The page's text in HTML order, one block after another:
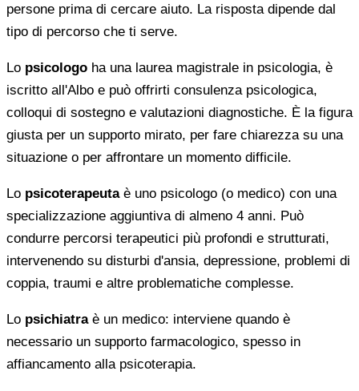
persone prima di cercare aiuto. La risposta dipende dal
tipo di percorso che ti serve.
Lo psicologo ha una laurea magistrale in psicologia, è
iscritto all'Albo e può offrirti consulenza psicologica,
colloqui di sostegno e valutazioni diagnostiche. È la figura
giusta per un supporto mirato, per fare chiarezza su una
situazione o per affrontare un momento difficile.
Lo psicoterapeutaè uno psicologo (o medico) con una
specializzazione aggiuntiva di almeno 4 anni. Può
condurre percorsi terapeutici più profondi e strutturati,
intervenendo su disturbi d'ansia, depressione, problemi di
coppia, traumi e altre problematiche complesse.
Lo psichiatraè un medico: interviene quando è
necessario un supporto farmacologico, spesso in
affiancamento alla psicoterapia.